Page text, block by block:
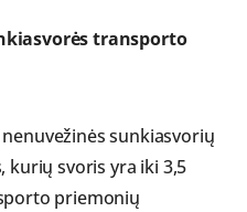
transporto
sunkiasvorių
svoris yra iki 3,5
priemonių